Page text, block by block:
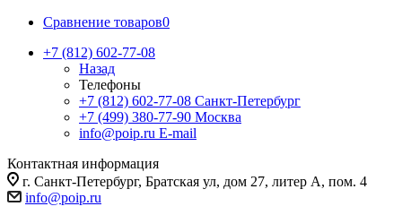
Сравнение товаров0
+7 (812) 602-77-08
Назад
Телефоны
+7 (812) 602-77-08 Санкт-Петербург
+7 (499) 380-77-90 Москва
info@poip.ru E-mail
Контактная информация
г. Санкт-Петербург, Братская ул, дом 27, литер А, пом. 4
info@poip.ru